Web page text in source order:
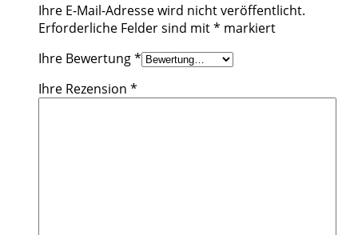
Ihre E-Mail-Adresse wird nicht veröffentlicht.
Erforderliche Felder sind mit* markiert
Ihre Bewertung*
Ihre Rezension *